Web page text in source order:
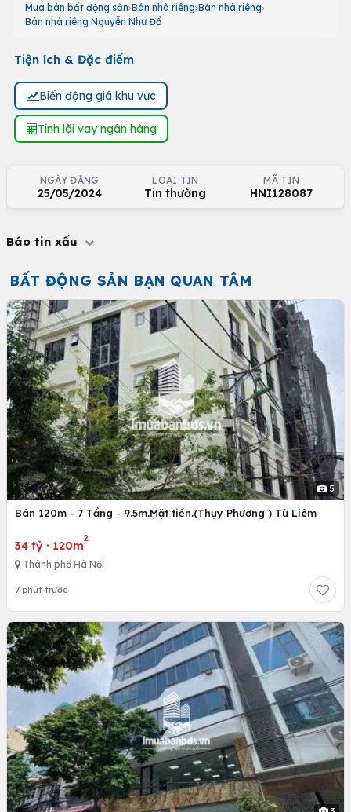
Mua bán bất động sản Bán nhà riêng Bán nhà riêng
Bán nhà riêng Nguyễn Như Đổ
Tiện ích & Đặc điểm
Biến động giá khu vực
Tính lãi vay ngân hàng
NGÀY ĐĂNG
25/05/2024
LOẠI TIN
Tin thường
MÃ TIN
HNI128087
Báo tin xấu
BẤT ĐỘNG SẢN BẠN QUAN TÂM
5
Bán 120m - 7 Tầng - 9.5m.Mặt tiền.(Thụy Phương ) Từ Liêm
34 tỷ · 120m
2
Thành phố Hà Nội
7 phút trước